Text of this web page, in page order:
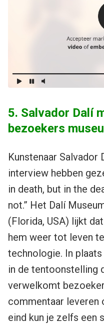
5. Salvador Dalí
bezoekers
Kunstenaar Salvador
interview hebben
in death, but in the
not.” Het Dalí
(Florida, USA) lijkt
hem weer tot leven
technologie. In
in de tentoonstelling
verwelkomt
commentaar leveren
eind kun je zelfs een